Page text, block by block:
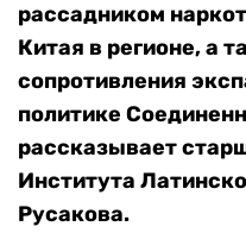
рассадником
Китая в регионе, а
сопротивления
политике
рассказывает
Института
Русакова.